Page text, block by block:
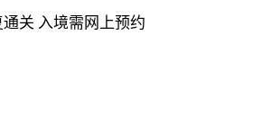
关 入境需网上预约